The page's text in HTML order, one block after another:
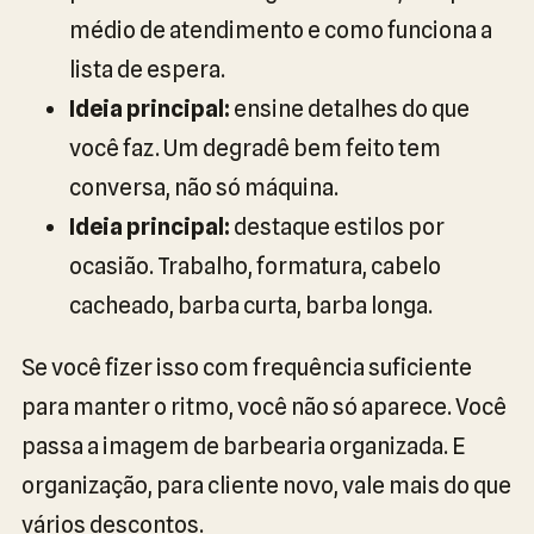
médio de atendimento e como funciona a
lista de espera.
Ideia principal: ensine detalhes do que
você faz. Um degradê bem feito tem
conversa, não só máquina.
Ideia principal: destaque estilos por
ocasião. Trabalho, formatura, cabelo
cacheado, barba curta, barba longa.
Se você fizer isso com frequência suficiente
para manter o ritmo, você não só aparece. Você
passa a imagem de barbearia organizada. E
organização, para cliente novo, vale mais do que
vários descontos.